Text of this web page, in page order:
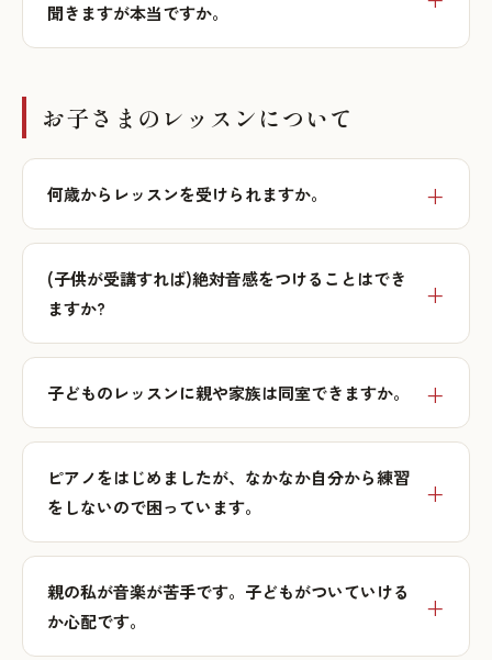
聞きますが本当ですか。
お子さまのレッスンについて
何歳からレッスンを受けられますか。
(子供が受講すれば)絶対音感をつけることはでき
ますか?
子どものレッスンに親や家族は同室できますか。
ピアノをはじめましたが、なかなか自分から練習
をしないので困っています。
親の私が音楽が苦手です。子どもがついていける
か心配です。